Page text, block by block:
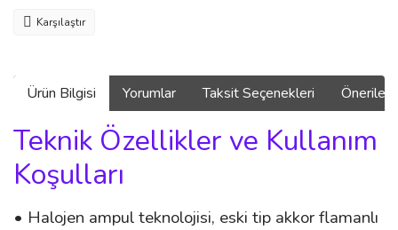
Karşılaştır
Ürün Bilgisi Yorumlar Taksit Seçenekleri
Teknik Özellikler ve Kullanım
Koşulları
• Halojen ampul teknolojisi, eski tip akkor flamanlı